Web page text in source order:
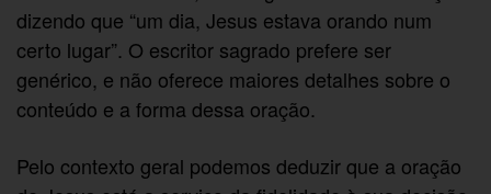
dizendo que “um dia, Jesus estava orando num
certo lugar”. O escritor sagrado prefere ser
genérico, e não oferece maiores detalhes sobre o
conteúdo e a forma dessa oração.
Pelo contexto geral podemos deduzir que a oração